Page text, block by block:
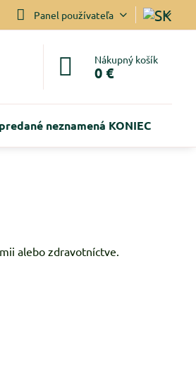
Panel používateľa
Nákupný košík
0 €
neznamená KONIEC
alebo zdravotníctve.